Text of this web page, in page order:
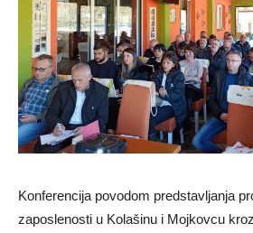
Konferencija povodom predstavljanja
zaposlenosti u Kolašinu i Mojkovcu